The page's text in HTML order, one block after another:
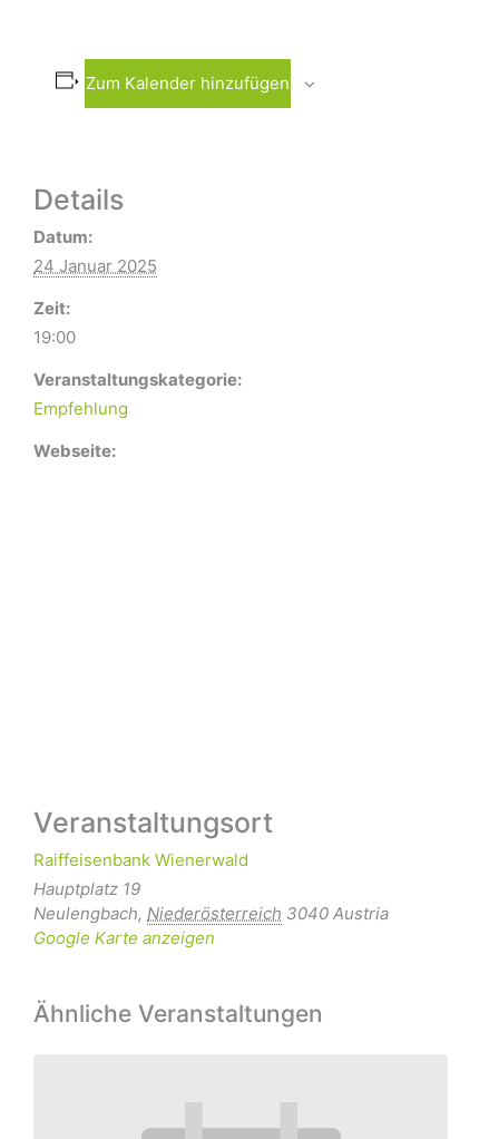
Zum Kalender hinzufügen
Details
Datum:
24 Januar 2025
Zeit:
19:00
Veranstaltungskategorie:
Empfehlung
Webseite:
Veranstaltungsort
Raiffeisenbank Wienerwald
Hauptplatz 19
Neulengbach, Niederösterreich 3040 Austria
Google Karte anzeigen
Ähnliche Veranstaltungen